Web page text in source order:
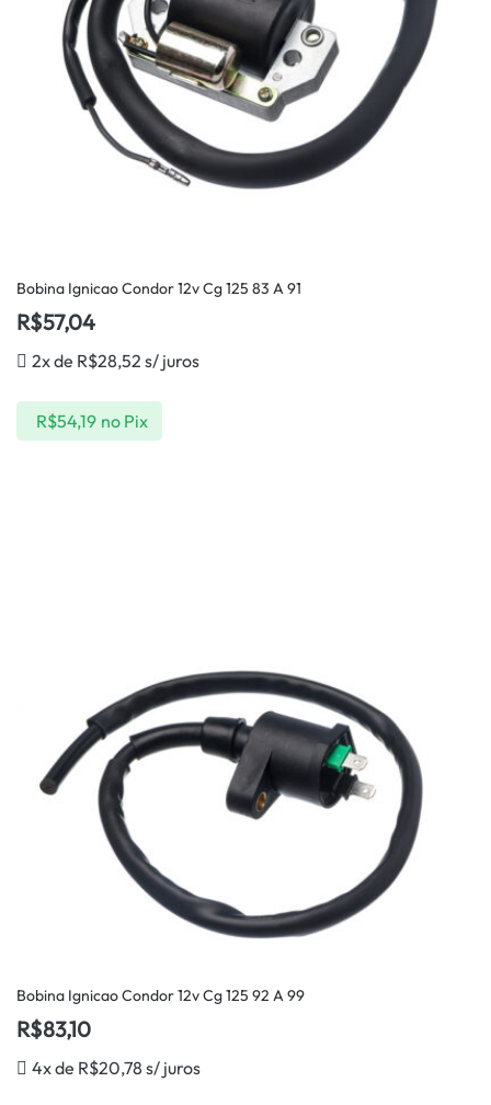
Bobina Ignicao Condor 12v Cg 125 83 A 91
R$57,04
2x de R$28,52 s/ juros
R$54,19 no Pix
Bobina Ignicao Condor 12v Cg 125 92 A 99
R$83,10
4x de R$20,78 s/ juros